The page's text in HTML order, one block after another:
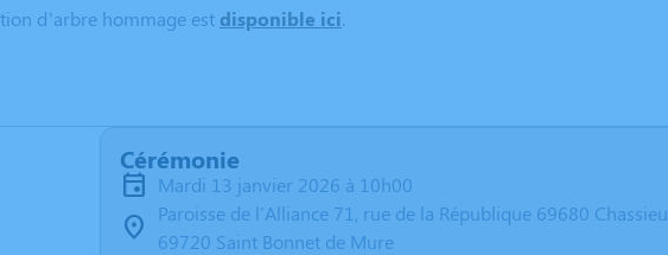
d’arbre hommage est disponible ici.
Cérémonie
mardi 13 janvier 2026 à 10h00
Paroisse de l'Alliance 71, rue de la République 69680 Chassieu
69720 Saint Bonnet de Mure